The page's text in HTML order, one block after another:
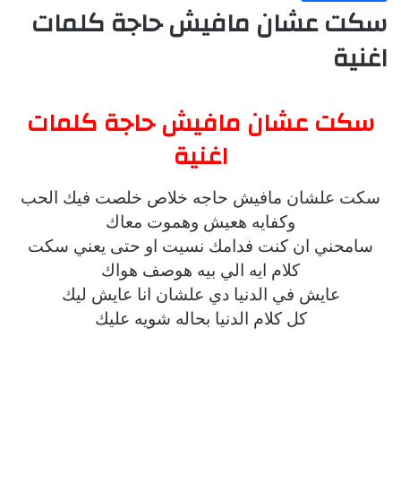
سكت عشان مافيش حاجة كلمات
اغنية
سكت عشان مافيش حاجة كلمات
اغنية
سكت علشان مافيش حاجه خلاص خلصت فيك الحب
وكفايه هعيش وهموت معاك
سامحني ان كنت فدامك نسيت او حتى يعني سكت
كلام ايه الي بيه هوصف هواك
عايش في الدنيا دي علشان انا عايش ليك
كل كلام الدنيا بحاله شويه عليك